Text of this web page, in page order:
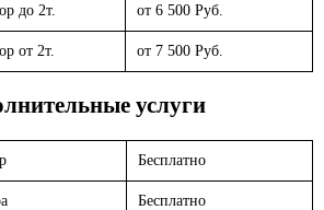
до 2т. от 6 500 Руб.
от 2т. от 7 500 Руб.
услуги
Бесплатно
Бесплатно